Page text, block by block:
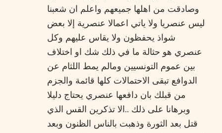
وصادقت من اهلها جميعهم واعلم ان شعبنا
ليس عنصريا ولا ياتي اعمالا عنصرية إلا بعض
شواذ يحفظون ولا يقاس عليهم وكل
عنصري هو حثالة ما في ذلك شك او اختلاف
بين عموم التونسيين ومالم يمط اللثام عن
الدوافع تبقى الاحتمالات كلها قائمة والجزم
من قبلك بان دافعها عنصري يحتاج دليلا
وبرهانا على ذلك ..الا تذكرين القس الذي
قتل بعد الثورة وذهبت بالناس الظنون وبعد